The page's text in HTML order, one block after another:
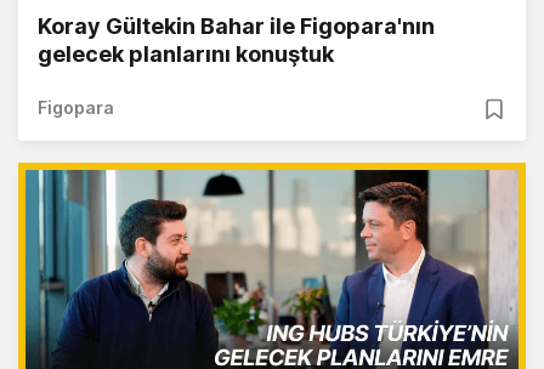
Koray Gültekin Bahar ile Figopara'nın
gelecek planlarını konuştuk
Figopara